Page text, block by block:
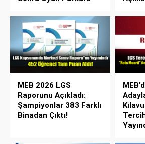
MEB 2026 LGS
Raporunu Açıkladı:
Şampiyonlar 383 Farklı
Binadan Çıktı!